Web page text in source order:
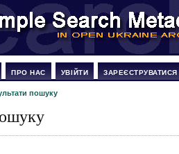
ПРО НАС УВІЙТИ ЗАРЕЄСТРУВАТИСЯ
пошуку